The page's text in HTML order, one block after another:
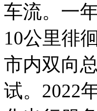
车流。一
10公里徘
市内双向
试。2022